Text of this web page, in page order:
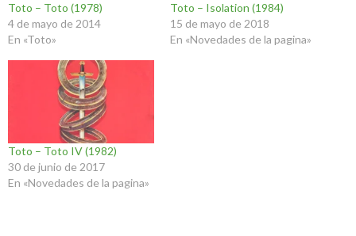
Toto – Toto (1978)
4 de mayo de 2014
En «Toto»
Toto – Isolation (1984)
15 de mayo de 2018
En «Novedades de la pagina»
Toto – Toto IV (1982)
30 de junio de 2017
En «Novedades de la pagina»